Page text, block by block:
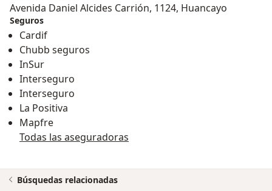
Avenida Daniel Alcides Carrión, 1124, Huancayo
Seguros
Cardif
Chubb seguros
InSur
Interseguro
Interseguro
La Positiva
Mapfre
Todas las aseguradoras
Búsquedas relacionadas